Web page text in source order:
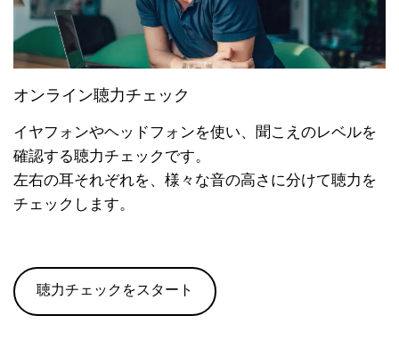
オンライン聴力チェック
イヤフォンやヘッドフォンを使い、聞こえのレベルを
確認する聴力チェックです。
左右の耳それぞれを、様々な音の高さに分けて聴力を
チェックします。
聴力チェックをスタート